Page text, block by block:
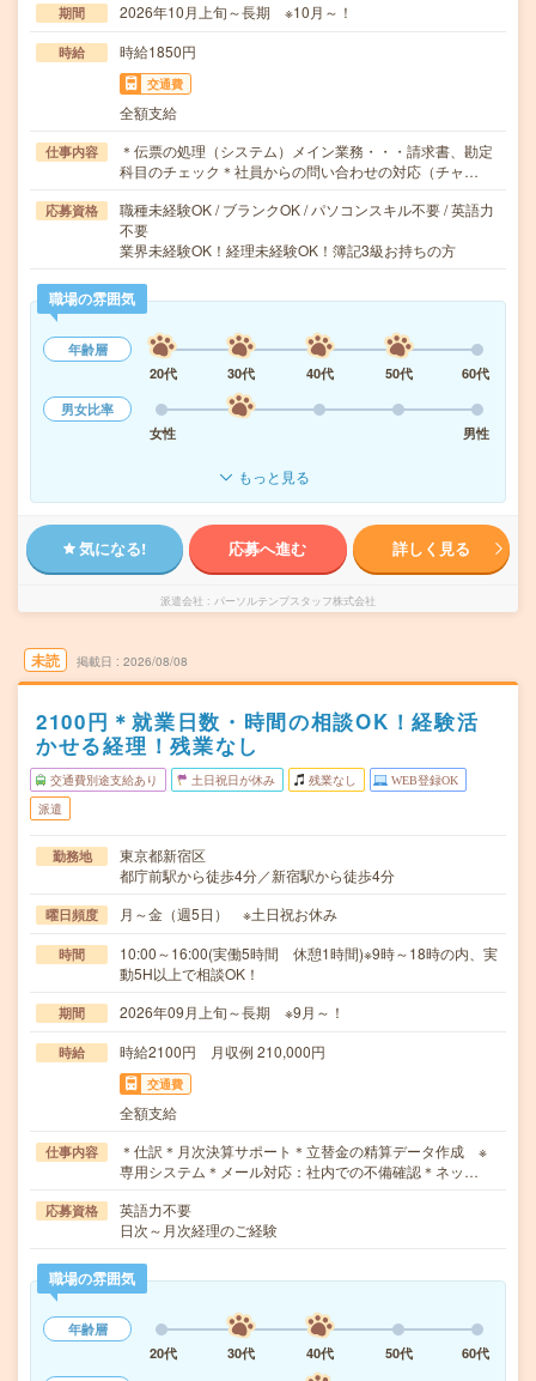
期間 2026年10月上旬～長期 ※10月～！
時給 時給1850円
交通費
全額支給
仕事内容
＊伝票の処理（システム）メイン業務・・・請求書、勘定
科目のチェック＊社員からの問い合わせの対応（チャ…
応募資格
職種未経験OK / ブランクOK / パソコンスキル不要 / 英語力
不要
業界未経験OK！経理未経験OK！簿記3級お持ちの方
職場の雰囲気
年齢層
20代
30代 40代 50代
60代
男女比率
女性
男性
もっと見る
気になる! 応募へ進む 詳しく見る
派遣会社 パーソルテンプスタッフ株式会社
未読 掲載日 2026/08/08
2100円＊就業日数・時間の相談OK！経験活
かせる経理！残業なし
交通費別途支給あり 土日祝日が休み 残業なし WEB登録OK
派遣
勤務地
東京都新宿区
都庁前駅から徒歩4分／新宿駅から徒歩4分
曜日頻度 月～金（週5日） ※土日祝お休み
時間
10:00～16:00(実働5時間 休憩1時間)※9時～18時の内、実
動5H以上で相談OK！
期間 2026年09月上旬～長期 ※9月～！
時給 時給2100円 月収例 210,000円
交通費
全額支給
仕事内容
＊仕訳＊月次決算サポート＊立替金の精算データ作成 ※
専用システム＊メール対応：社内での不備確認＊ネッ…
応募資格
英語力不要
日次～月次経理のご経験
職場の雰囲気
年齢層
20代
30代 40代 50代
60代